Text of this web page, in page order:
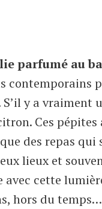
parfumé au
contemporains
y a vraiment
Ces
des repas
lieux et
cette
hors du